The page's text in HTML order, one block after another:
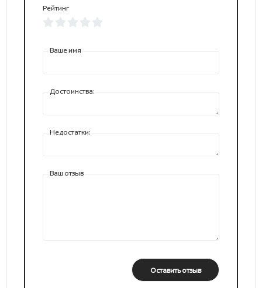
Рейтинг
Ваше имя
Достоинства:
Недостатки:
Ваш отзыв
Оставить отзыв